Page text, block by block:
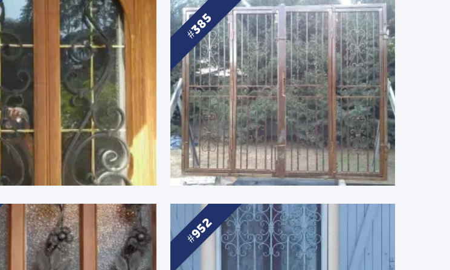
385
952